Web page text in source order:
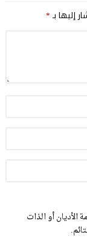
إليها بـ*
أو الذات